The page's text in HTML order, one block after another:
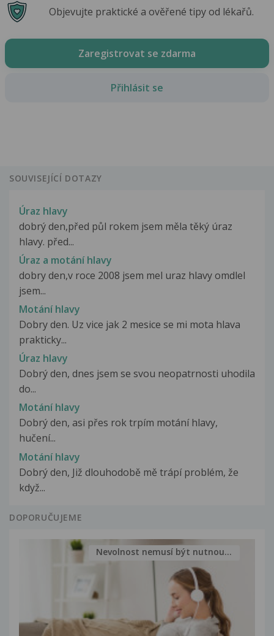
Objevujte praktické a ověřené tipy od lékařů.
Zaregistrovat se zdarma
Přihlásit se
SOUVISEJÍCÍ DOTAZY
Úraz hlavy
dobrý den,před půl rokem jsem měla těký úraz
hlavy. před...
Úraz a motání hlavy
dobry den,v roce 2008 jsem mel uraz hlavy omdlel
jsem...
Motání hlavy
Dobry den. Uz vice jak 2 mesice se mi mota hlava
prakticky...
Úraz hlavy
Dobrý den, dnes jsem se svou neopatrnosti uhodila
do...
Motání hlavy
Dobrý den, asi přes rok trpím motání hlavy,
hučení...
Motání hlavy
Dobrý den, Již dlouhodobě mě trápí problém, že
když...
DOPORUČUJEME
Nevolnost nemusí být nutnou...